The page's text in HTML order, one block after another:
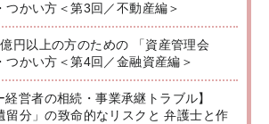
つかい方＜第3回／不動産編＞
円以上の方のための 「資産管理会
つかい方＜第4回／金融資産編＞
営者の相続・事業承継トラブル】
留分」の致命的なリスクと 弁護士と作